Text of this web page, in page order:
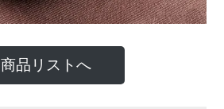
商品リストへ